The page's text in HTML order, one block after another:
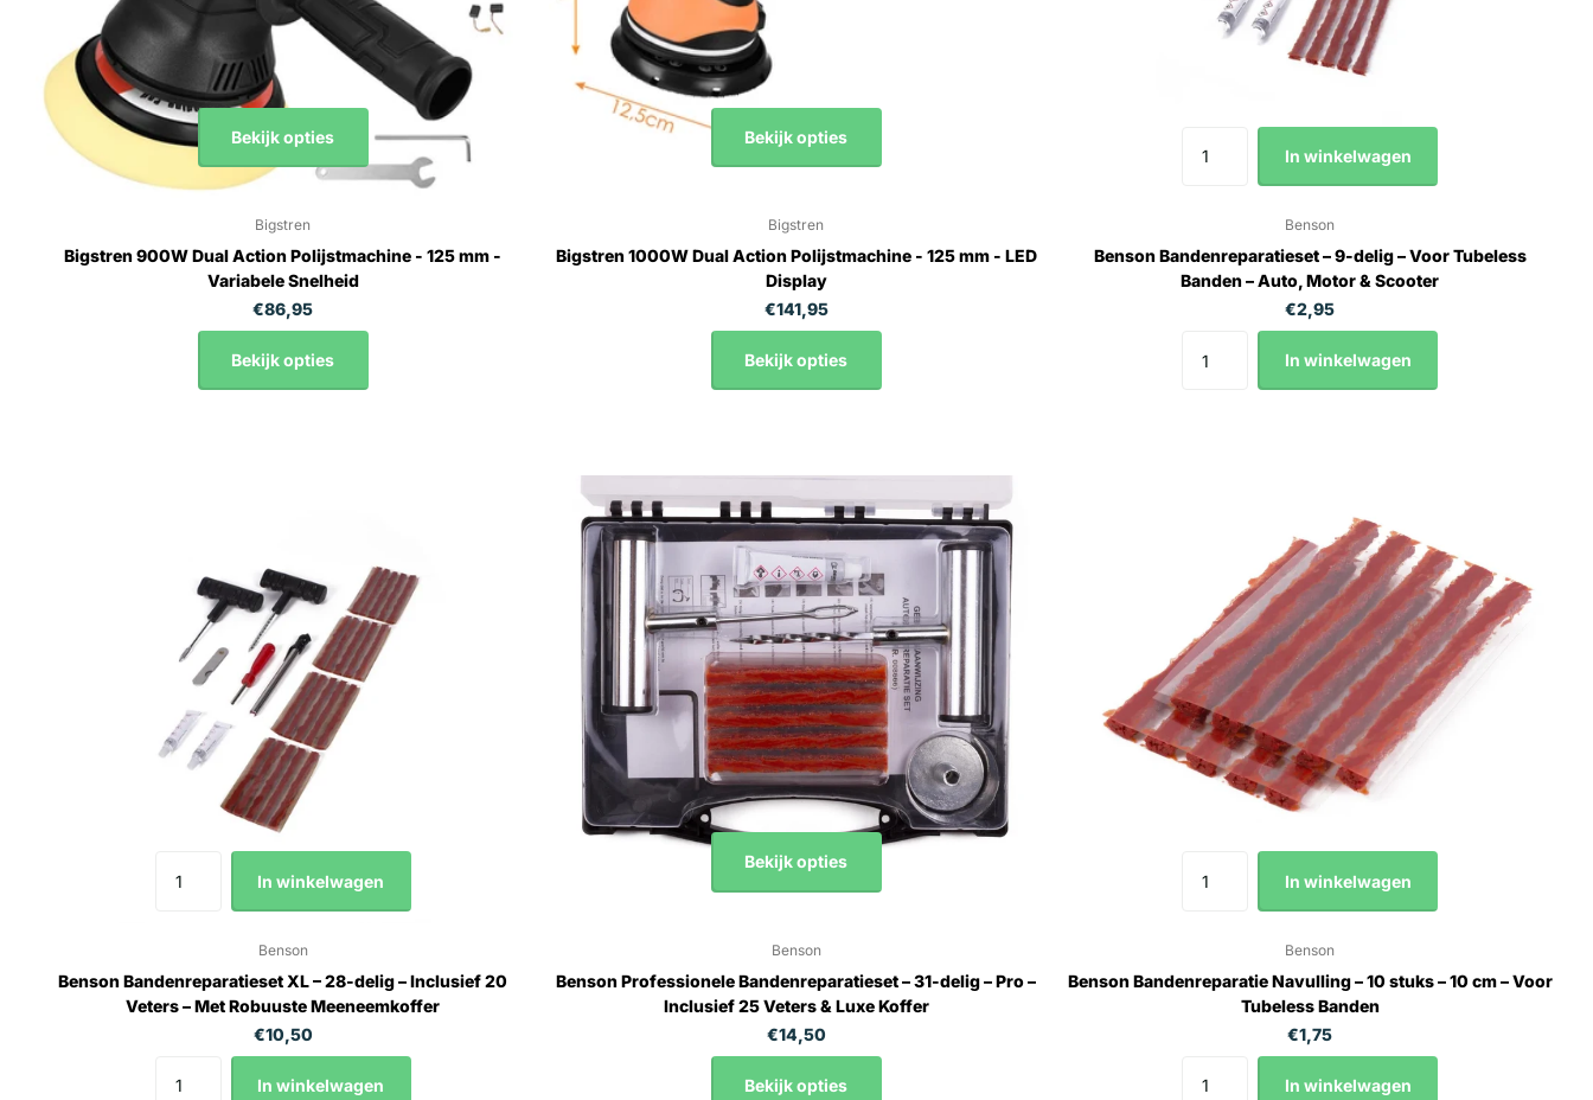
Bekijk opties
Bigstren
Bigstren 900W Dual Action Polijstmachine - 125 mm -
Variabele Snelheid
€86,95
Bekijk opties
Bekijk opties
Bigstren
Bigstren 1000W Dual Action Polijstmachine - 125 mm - LED
Display
€141,95
Bekijk opties
In winkelwagen
Benson
Benson Bandenreparatieset – 9-delig – Voor Tubeless
Banden – Auto, Motor & Scooter
€2,95
In winkelwagen
In winkelwagen
Benson
Benson Bandenreparatieset XL – 28-delig – Inclusief 20
Veters – Met Robuuste Meeneemkoffer
€10,50
In winkelwagen
Bekijk opties
Benson
Benson Professionele Bandenreparatieset – 31-delig – Pro –
Inclusief 25 Veters & Luxe Koffer
€14,50
Bekijk opties
In winkelwagen
Benson
Benson Bandenreparatie Navulling – 10 stuks – 10 cm – Voor
Tubeless Banden
€1,75
In winkelwagen